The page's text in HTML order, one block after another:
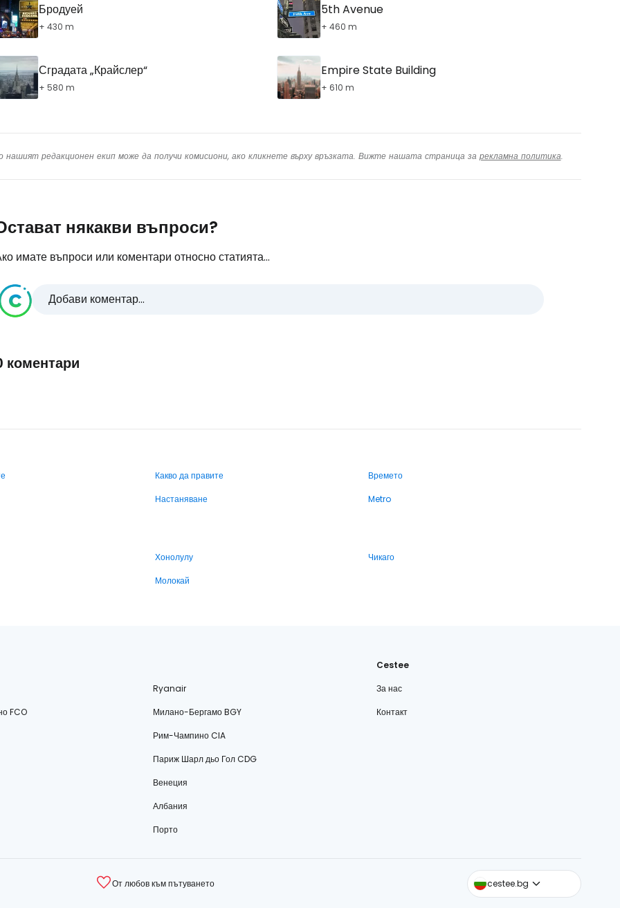
Бродуей
+ 430 m
5th Avenue
+ 460 m
Сградата „Крайслер“
+ 580 m
Empire State Building
+ 610 m
редакционен екип може да получи комисиони, ако кликнете върху връзката. Вижте нашата страница за рекламна политика.
някакви въпроси?
имате въпроси или коментари относно статията...
Добави коментар...
коментари
Какво да правите
Времето
Настаняване
Metro
Хонолулу
Чикаго
Молокай
Ryanair
FCO
Милано-Бергамо BGY
Рим-Чампино CIA
Париж Шарл дьо Гол CDG
Венеция
Албания
Порто
Cestee
За нас
Контакт
От любов към пътуването cestee.bg
cestee.com
cestee.sk